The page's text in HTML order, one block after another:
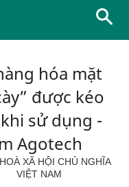
hóa mặt
được kéo
sử dụng -
Agotech
XÃ HỘI CHỦ NGHĨA
VIỆT NAM